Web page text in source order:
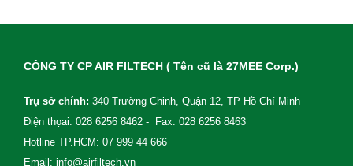
CÔNG TY CP AIR FILTECH ( Tên cũ là 27MEE Corp.)
Trụ sở chính: 340 Trường Chinh, Quận 12, TP Hồ Chí Minh
Điện thọai: 028 6256 8462 - Fax: 028 6256 8463
Hotline TP.HCM: 07 999 44 666
Email: info@airfiltech.vn